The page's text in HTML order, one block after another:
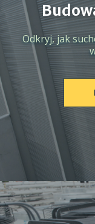
Odkryj, jak